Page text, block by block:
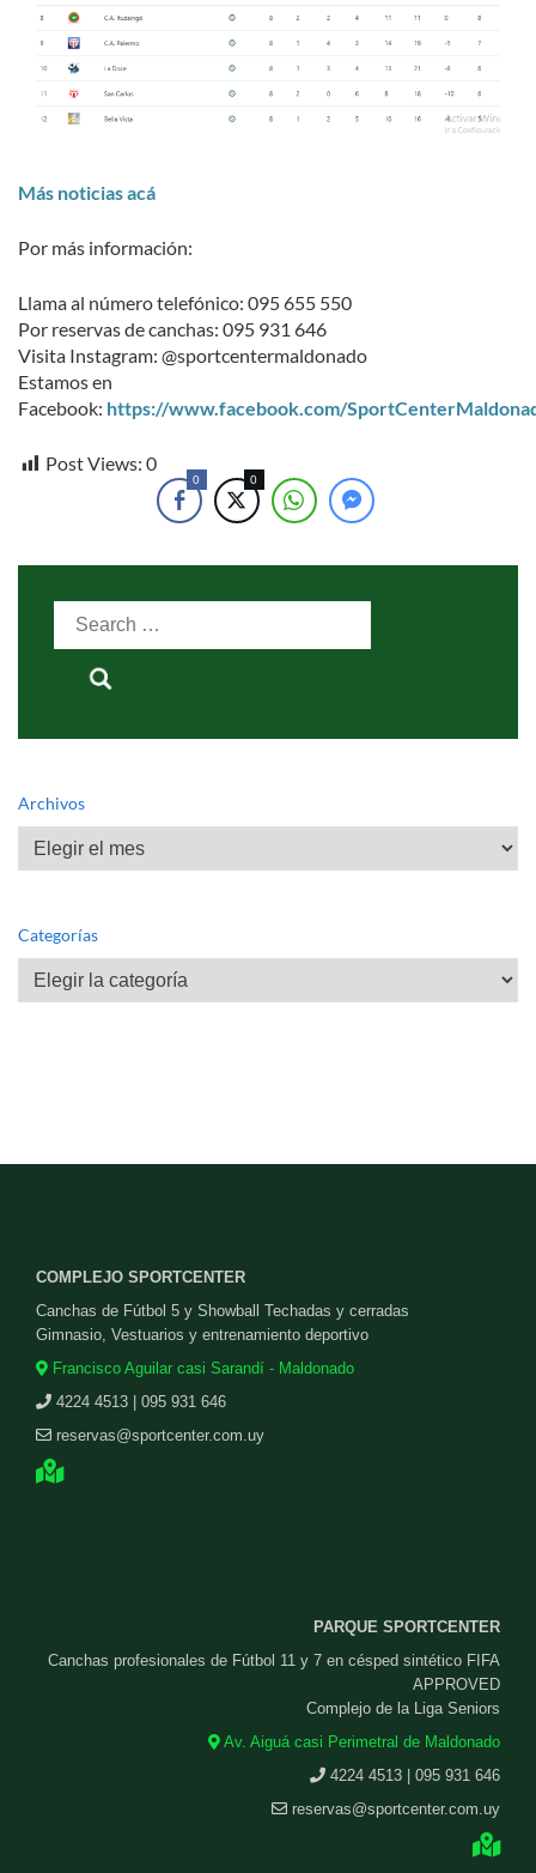
Más noticias acá
Por más información:
Llama al número telefónico: 095 655 550
Por reservas de canchas: 095 931 646
Visita Instagram: @sportcentermaldonado
Estamos en
Facebook: https://www.facebook.com/
Post Views: 0
0 0
Search
Archivos
Archivos
Categorías
Categorías
COMPLEJO SPORTCENTER
Canchas de Fútbol 5 y Showball Techadas y cerradas
Gimnasio, Vestuarios y entrenamiento deportivo
Francisco Aguilar casi Sarandí - Maldonado
4224 4513 | 095 931 646
reservas@sportcenter.com.uy
PARQUE SPORTCENTER
Canchas profesionales de Fútbol 11 y 7 en césped sintético FIFA
APPROVED
Complejo de la Liga Seniors
Av. Aiguá casi Perimetral de Maldonado
4224 4513 | 095 931 646
reservas@sportcenter.com.uy